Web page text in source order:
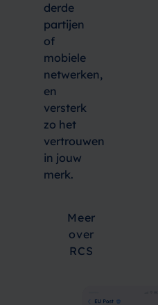
derde
partijen
of
mobiele
netwerken,
en
versterk
zo het
vertrouwen
in jouw
merk.
Meer
over
RCS